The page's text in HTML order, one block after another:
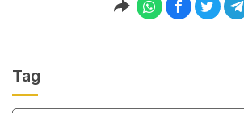
Tag